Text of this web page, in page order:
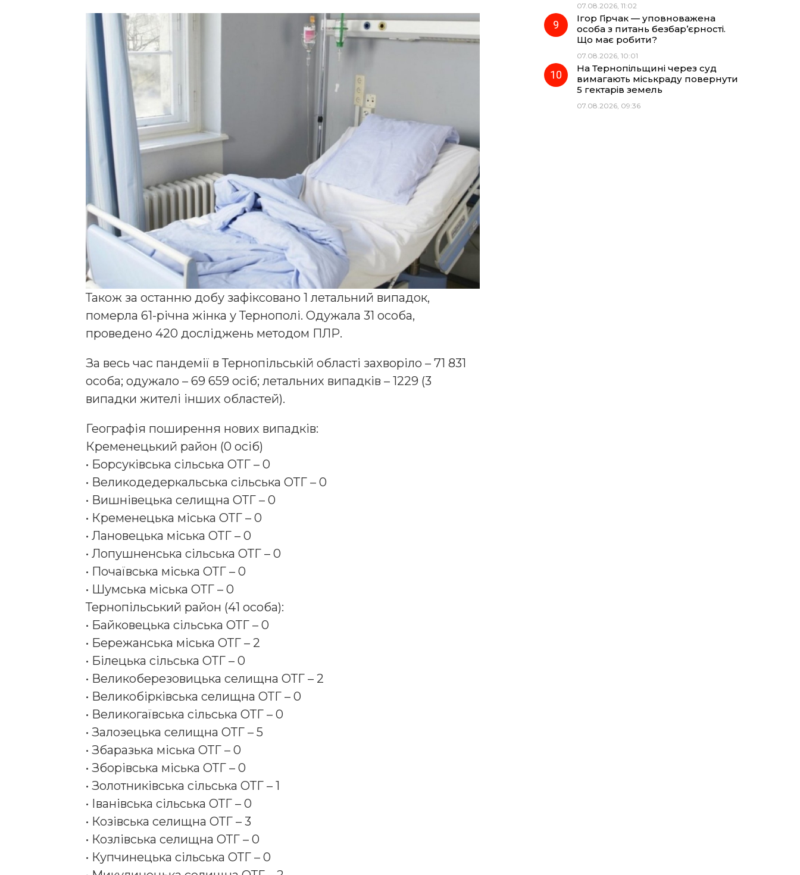
Також за останню добу зафіксовано 1 летальний випадок,
померла 61-річна жінка у Тернополі. Одужала 31 особа,
проведено 420 досліджень методом ПЛР.
За весь час пандемії в Тернопільській області захворіло – 71 831
особа; одужало – 69 659 осіб; летальних випадків – 1229 (3
випадки жителі інших областей).
Географія поширення нових випадків:
Кременецький район (0 осіб)
• Борсуківська сільська ОТГ – 0
• Великодедеркальська сільська ОТГ – 0
• Вишнівецька селищна ОТГ – 0
• Кременецька міська ОТГ – 0
• Лановецька міська ОТГ – 0
• Лопушненська сільська ОТГ – 0
• Почаївська міська ОТГ – 0
• Шумська міська ОТГ – 0
Тернопільський район (41 особа):
• Байковецька сільська ОТГ – 0
• Бережанська міська ОТГ – 2
• Білецька сільська ОТГ – 0
• Великоберезовицька селищна ОТГ – 2
• Великобірківська селищна ОТГ – 0
• Великогаївська сільська ОТГ – 0
• Залозецька селищна ОТГ – 5
• Збаразька міська ОТГ – 0
• Зборівська міська ОТГ – 0
• Золотниківська сільська ОТГ – 1
• Іванівська сільська ОТГ – 0
• Козівська селищна ОТГ – 3
• Козлівська селищна ОТГ – 0
• Купчинецька сільська ОТГ – 0
07.08.2026, 11:02
Ігор Гірчак — уповноважена
особа з питань безбар’єрності.
Що має робити?
07.08.2026, 10:01
На Тернопільщині через суд
вимагають міськраду повернути
5 гектарів земель
07.08.2026, 09:36